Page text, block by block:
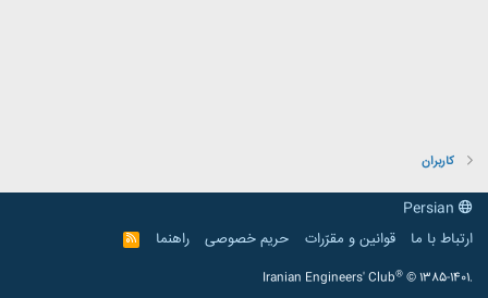
کاربران
ارتباط با ما
قوانین و مقرّرات حریم خصوصی راهنما
R
S
Iranian Engineers' Club® © 1385-1401.